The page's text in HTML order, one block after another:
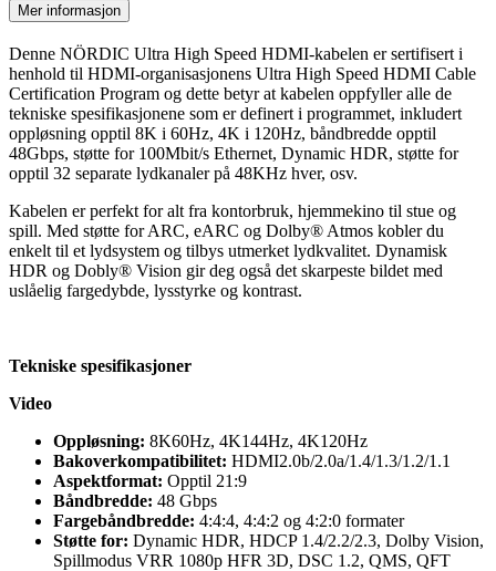
Mer informasjon
Denne NÖRDIC Ultra High Speed HDMI-kabelen er sertifisert i
henhold til HDMI-organisasjonens Ultra High Speed HDMI Cable
Certification Program og dette betyr at kabelen oppfyller alle de
tekniske spesifikasjonene som er definert i programmet, inkludert
oppløsning opptil 8K i 60Hz, 4K i 120Hz, båndbredde opptil
48Gbps, støtte for 100Mbit/s Ethernet, Dynamic HDR, støtte for
opptil 32 separate lydkanaler på 48KHz hver, osv.
Kabelen er perfekt for alt fra kontorbruk, hjemmekino til stue og
spill. Med støtte for ARC, eARC og Dolby® Atmos kobler du
enkelt til et lydsystem og tilbys utmerket lydkvalitet. Dynamisk
HDR og Dobly® Vision gir deg også det skarpeste bildet med
uslåelig fargedybde, lysstyrke og kontrast.
Tekniske spesifikasjoner
Video
Oppløsning: 8K60Hz, 4K144Hz, 4K120Hz
Bakoverkompatibilitet: HDMI2.0b/2.0a/1.4/1.3/1.2/1.1
Aspektformat: Opptil 21:9
Båndbredde: 48 Gbps
Fargebåndbredde: 4:4:4, 4:4:2 og 4:2:0 formater
Støtte for: Dynamic HDR, HDCP 1.4/2.2/2.3, Dolby Vision,
Spillmodus VRR 1080p HFR 3D, DSC 1.2, QMS, QFT